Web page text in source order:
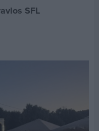
SFL